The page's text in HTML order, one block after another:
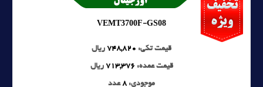
VEMT3700F-GS08
قیمت تکی: 748,820 ریال
قیمت عمده:713,376 ریال
موجودی: 8عدد